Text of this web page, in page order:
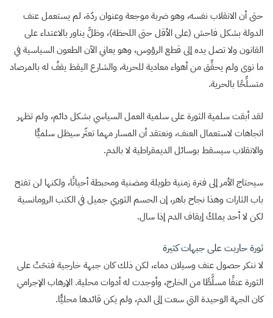
حتى أن الانقلاب نفسه، وهو ضربة موجعة وعنوان ردّة، لم يستعمل عنف
الدولة بشكل فاحش (على الأقل حتى اللحظة)، وظلَّ يناور بالاعتداء على
القانون ولا تصل يده إلى قطع الرؤوس، وهو يعاني الآن الطعون السياسية في
ما نوى ولم يحقِّق من أهواء معادية للحرية، والشارع اليقظ يقفُ له بالمرصاد
متسلِّحًا بالحرية.
لقد أبقت سلمية الثورة على سلمية العمل السياسي بشكل دائم، ولم تظهر
اتجاهات لاستعمال العنف، ونعتقد أن المسار مهما تعثّر سيظل سلميًّا
والانقلاب سيسقط بوسائل الديمقراطية لا بالدم.
سيحتاج الأمر إلى فترة زمنية طويلة ومضنية ومحبطة أحيانًا، ولكنها لن تفتح
باب الثارات وهذا نجاح باهر، إن الحسم الثوري جميل في الكتب الرومانسية
لكن لا أحد يملكُ إيقاف الدم إذا سال.
ثورة حاربت على جبهات كثيرة
لا ننكر حصول عنف وسيلان دماء، لكن ذلك كان جبهة خارجية فتحَتْ على
الثورة عنفًا مسلَّطًا من الخارج، وأوجدت له أدوات محلية. الإرهاب الإجرامي
كان الجهة الوحيدة التي سعت إلى الدم، ولم يكن قائدها محليًّا.